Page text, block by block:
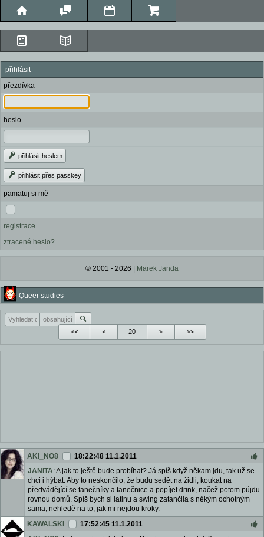
přihlásit
přezdívka
heslo
přihlásit heslem
přihlásit přes passkey
pamatuj si mě
registrace
ztracené heslo?
© 2001 - 2026 | Marek Janda
Queer studies
<< < > >>
AKI_NO8
18:22:48 11.1.2011
JANITA: A jak to ještě bude probíhat? Já spíš když někam jdu, tak už se
chci i hýbat. Aby to neskončilo, že budu sedět na židli, koukat na
předvádějící se tanečníky a tanečnice a popíjet drink, načež potom půjdu
rovnou domů. Spíš bych si latinu a swing zatančila s někým ochotným
sama, nehledě na to, jak mi nejdou kroky.
KAWALSKI
17:52:45 11.1.2011